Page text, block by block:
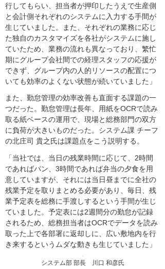
行してもらい、担当者が押印したうえで生産側
と会計側それぞれのシステムに入力する手間が
生じていました。また、それぞれの業務に応じ
た独自のカスタマイズを各社がシステムに施し
ていたため、業務の流れも異なっており、繁忙
期にグループ会社間での経理スタッフの応援が
できず、グループ内の人的リソースの配置につ
いても効率のよくない状態が続いていました」
また、勤怠管理の効率改善も直面する課題の一
つだった。勤怠管理は長年、用紙をOCRで読み
取る紙ベースの運用で、現場と総務部門の双方
に負荷が大きいものだった。システム課 チーフ
の北庄司 貴之氏は課題点をこう説明する。
「当社では、当日の残業時間に応じて、2時間
であればパン、3時間であれば弁当の夕食を用
意していますが、それには当日昼までに全社の
残業予定を取りまとめる必要があり、毎日、残
業予定表を総務に手渡しするという手間が生じ
ていました。予定表には2週間分の勤怠が記録
されるため、総務担当者はOCRでデータを読み
取った上で各部署に返却しに、広い敷地内を行
き来するというムダな動きも生じていました」
システム部 部長 川口 和彦氏